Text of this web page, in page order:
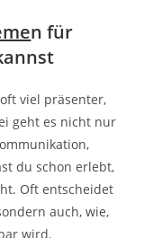
n für
oft viel präsenter,
geht es nicht nur
du schon erlebt,
Oft entscheidet
auch, wie,
wird.